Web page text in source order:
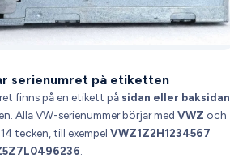
serienumret på etiketten
finns på en etikett påsidan eller baksidan
Alla VW-serienummer börjar medVWZ och
tecken, till exempelVWZ1Z2H1234567